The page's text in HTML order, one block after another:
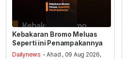
Kebakaran Bromo Meluas
Seperti ini Penampakannya
Dailynews - Ahad , 09 Aug 2026,